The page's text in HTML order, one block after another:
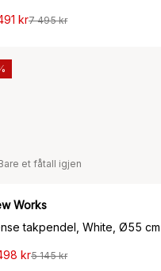
kr7 495 kr
et fåtall igjen
Works
takpendel, White, Ø55 cm
kr5 145 kr